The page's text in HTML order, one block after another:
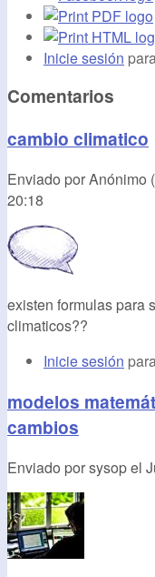
Inicie sesión
Comentarios
cambio climatico
Enviado porAnónimo
20:18
existen formulas para
climaticos??
Inicie sesión
modelos
cambios
Enviado porsysopel